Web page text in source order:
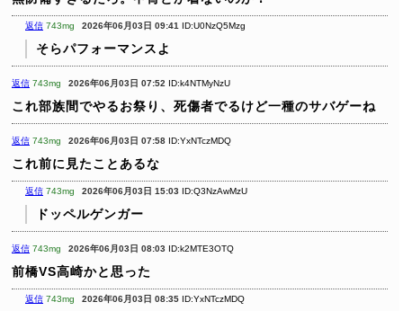
返信 743mg 2026年06月03日 09:41 ID:U0NzQ5Mzg
そらパフォーマンスよ
返信 743mg 2026年06月03日 07:52 ID:k4NTMyNzU
これ部族間でやるお祭り、死傷者でるけど一種のサバゲーね
返信 743mg 2026年06月03日 07:58 ID:YxNTczMDQ
これ前に見たことあるな
返信 743mg 2026年06月03日 15:03 ID:Q3NzAwMzU
ドッペルゲンガー
返信 743mg 2026年06月03日 08:03 ID:k2MTE3OTQ
前橋VS高崎かと思った
返信 743mg 2026年06月03日 08:35 ID:YxNTczMDQ